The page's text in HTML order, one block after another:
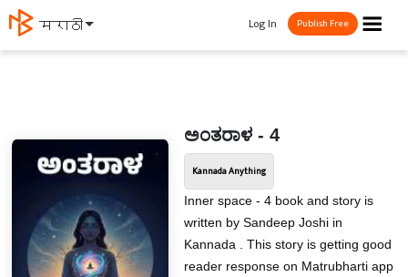
मराठी ☰
Log In Publish Free
ಅಂತರಾಳ - 4
Kannada Anything
Inner space - 4 book and story is
written by Sandeep Joshi in
Kannada . This story is getting good
reader response on Matrubharti app